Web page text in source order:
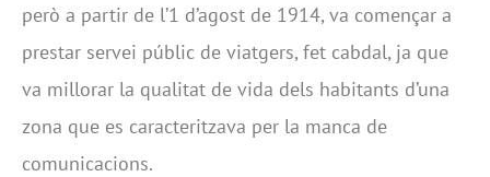
però a partir de l’1 d’agost de 1914, va començar a
prestar servei públic de viatgers, fet cabdal, ja que
va millorar la qualitat de vida dels habitants d’una
zona que es caracteritzava per la manca de
comunicacions.